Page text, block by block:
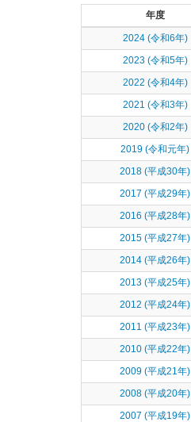
年度
2024 (令和6年)
2023 (令和5年)
2022 (令和4年)
2021 (令和3年)
2020 (令和2年)
2019 (令和元年)
2018 (平成30年)
2017 (平成29年)
2016 (平成28年)
2015 (平成27年)
2014 (平成26年)
2013 (平成25年)
2012 (平成24年)
2011 (平成23年)
2010 (平成22年)
2009 (平成21年)
2008 (平成20年)
2007 (平成19年)